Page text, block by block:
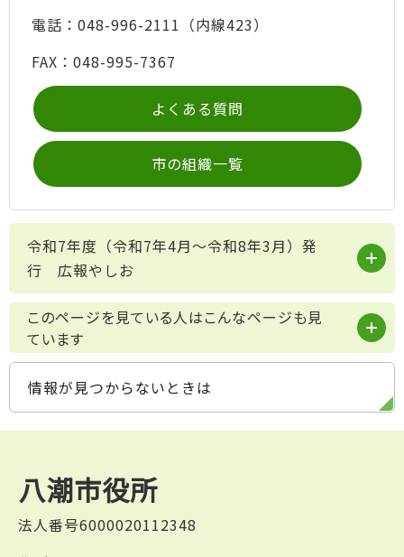
電話：048-996-2111（内線423）
FAX：048-995-7367
よくある質問
市の組織一覧
令和7年度（令和7年4月～令和8年3月）発
行 広報やしお
このページを見ている人はこんなページも見
ています
情報が見つからないときは
八潮市役所
法人番号6000020112348